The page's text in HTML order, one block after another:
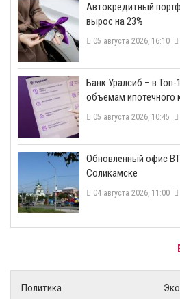
​Автокредитный
вырос на 23%
05 августа 2026, 16:10
​Банк Уралсиб – в Топ-
объемам ипотечного
05 августа 2026, 10:45
​Обновленный офис
Соликамске
04 августа 2026, 11:00
Политика